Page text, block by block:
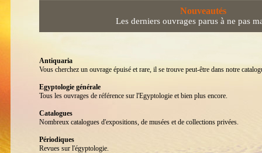
Nouveautés
Les derniers ouvrages parus à ne pas
Antiquaria
Vous cherchez un ouvrage épuisé et rare, il se trouve peut-être dans notre
Egyptologie générale
Tous les ouvrages de référence sur l'Egyptologie et bien plus encore.
Catalogues
Nombreux catalogues d'expositions, de musées et de collections privées.
Périodiques
Revues sur l'égyptologie.